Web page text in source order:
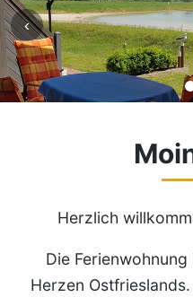
‹
Herzlich
Die
Herzen